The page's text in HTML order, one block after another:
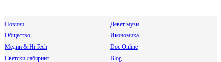
Новини
Девет музи
Общество
Икономика
Медии & Hi Tech
Doc Online
Светски лабиринт
Blog